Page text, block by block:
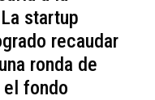
startup
recaudar
ronda de
fondo